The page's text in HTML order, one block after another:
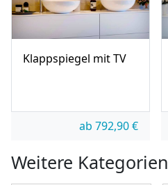
Klappspiegel mit TV
ab 792,90€
Weitere Kategorien